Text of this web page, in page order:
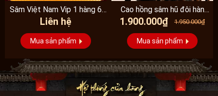
Sâm Việt Nam Vip 1 hàng 6
đến 8 năm...
Liên hệ
Mua sản phẩm
Cao hồng sâm hũ đôi hàn
quốc pocheon - NS885
1.900.000₫ 1.950.000₫
Mua sản phẩm